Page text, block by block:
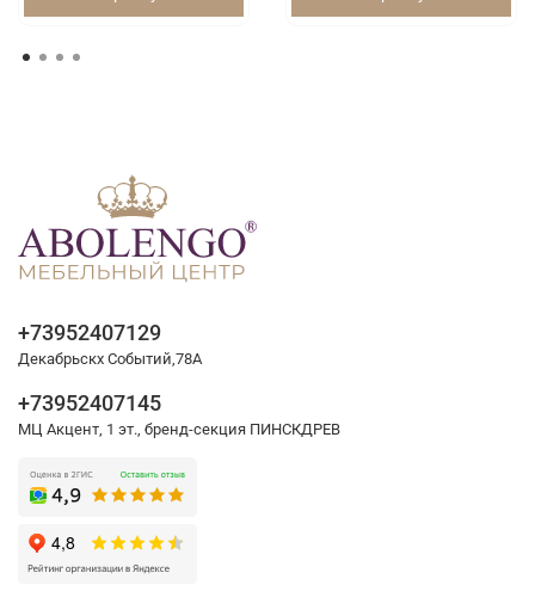
+73952407129
Декабрьскх Событий,78А
+73952407145
МЦ Акцент, 1 эт., бренд-секция ПИНСКДРЕВ